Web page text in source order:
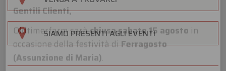
SIAMO PRESENTI AGLI EVENTI
Oldtimerfarm
Gentili Clienti,